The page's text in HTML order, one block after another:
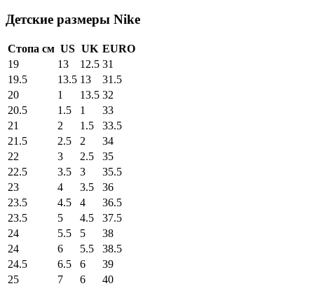
Детские размеры Nike
Стопа см US UK EURO
19
13 12.5 31
19.5
13.5 13
31.5
20
1 13.5 32
20.5
1.5 1
33
21
2 1.5
33.5
21.5
2.5 2
34
22
3 2.5
35
22.5
3.5 3
35.5
23
4 3.5
36
23.5
4.5 4
36.5
23.5
5 4.5
37.5
24
5.5 5
38
24
6 5.5
38.5
24.5
6.5 6
39
25
7 6 40